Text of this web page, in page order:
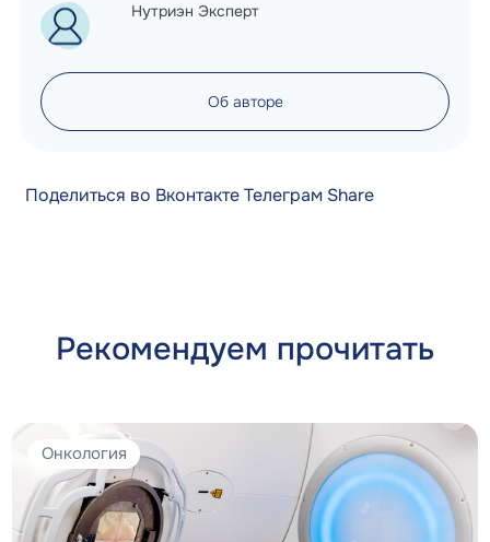
Нутриэн Эксперт
Об авторе
Поделиться во Вконтакте Телеграм Share
Рекомендуем прочитать
Онкология